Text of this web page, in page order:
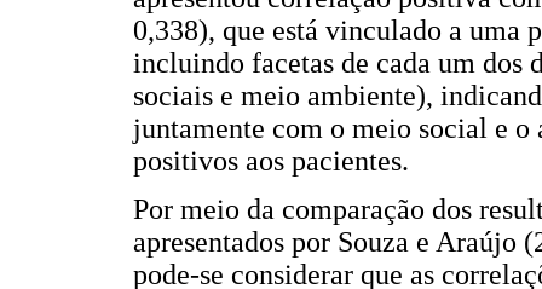
0,338), que está vinculado a uma
incluindo facetas de cada um
sociais e meio ambiente),
juntamente com o meio social e o
positivos aos pacientes.
Por meio da comparação dos
apresentados por Souza e Araújo
pode-se considerar que as